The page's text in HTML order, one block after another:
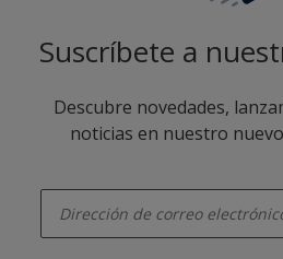
Suscríbete a
Descubre novedades,
noticias en nuestro